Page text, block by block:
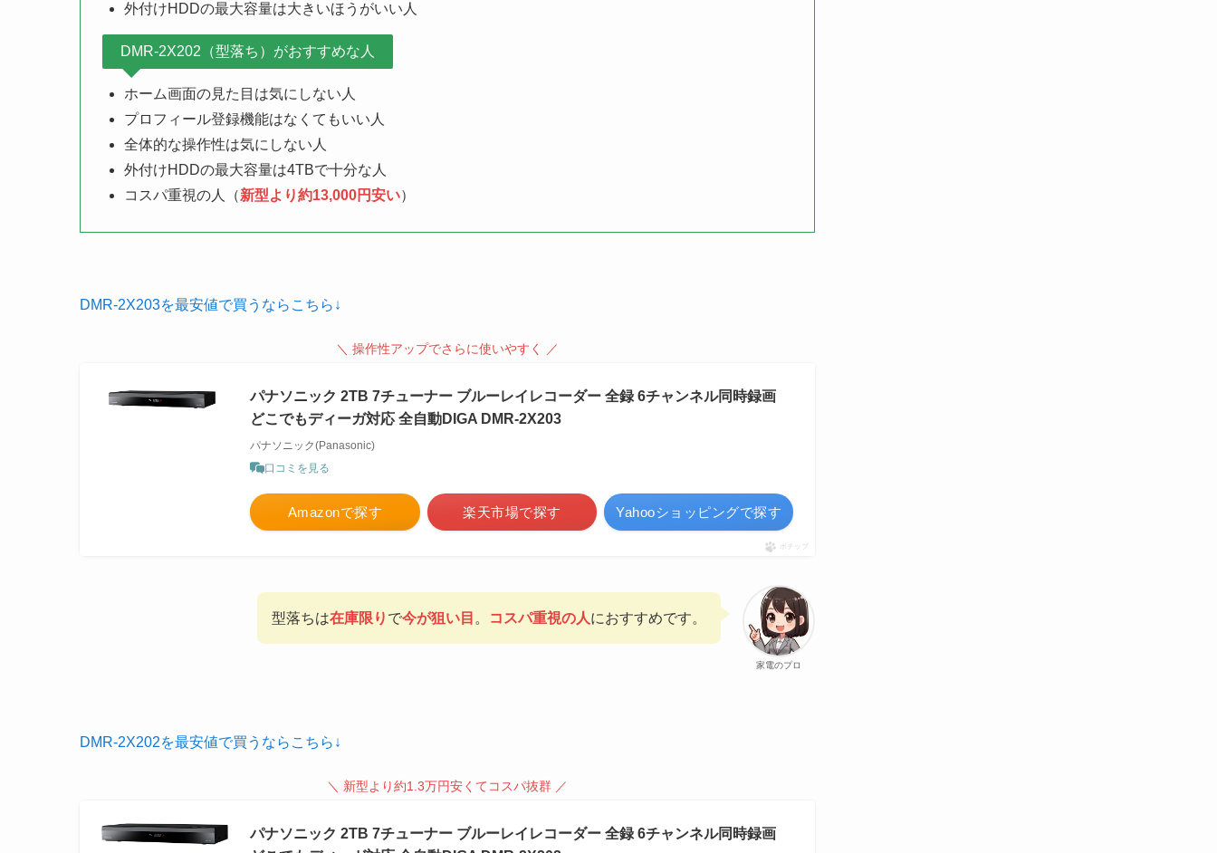
外付けHDDの最大容量は大きいほうがいい人
DMR-2X202（型落ち）がおすすめな人
ホーム画面の見た目は気にしない人
プロフィール登録機能はなくてもいい人
全体的な操作性は気にしない人
外付けHDDの最大容量は4TBで十分な人
コスパ重視の人（新型より約13,000円安い）
DMR-2X203を最安値で買うならこちら↓
＼ 操作性アップでさらに使いやすく ／
パナソニック 2TB 7チューナー ブルーレイレコーダー 全録 6チャンネル同時録画
どこでもディーガ対応 全自動DIGA DMR-2X203
パナソニック(Panasonic)
口コミを見る
Amazonで探す 楽天市場で探す Yahooショッピングで探す
ポチップ
家電のプロ
型落ちは在庫限り で今が狙い目 。 コスパ重視の人におすすめです。
DMR-2X202を最安値で買うならこちら↓
＼ 新型より約1.3万円安くてコスパ抜群 ／
パナソニック 2TB 7チューナー ブルーレイレコーダー 全録 6チャンネル同時録画